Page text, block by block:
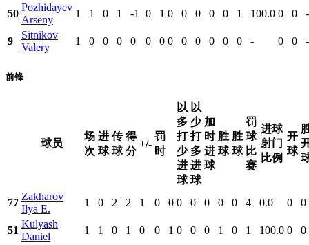
50
Pozhidayev
Arseny
1 1 0 1 -1 0 1 0 0 0 0 0 1 100.0 0 0 -
9
Sitnikov
Valery
1 0 0 0 0 0 0 0 0 0 0 0 0 - 0 0 -
前锋
球员
场
次
进
球
传
球
得
分
+/-
罚
时
以
多
打
少
进
球
以
少
打
多
进
球
加
时
进
球
胜
球
胜
球
罚
球
比
赛
进球
射门
比例
开
球
77
Zakharov
Ilya E.
1 0 2 2 1 0 0 0 0 0 0 0 4 0.0 0 0
51
Kulyash
Daniel
1 1 0 1 0 0 1 0 0 0 1 0 1 100.0 0 0